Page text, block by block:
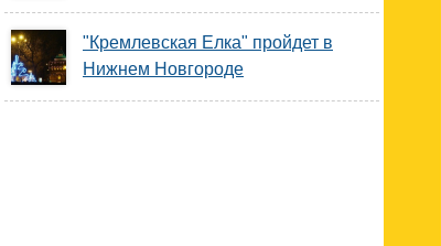
"Кремлевская Елка" пройдет в
Нижнем Новгороде